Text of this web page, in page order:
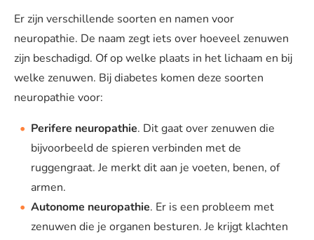
Er zijn verschillende soorten en namen voor
neuropathie. De naam zegt iets over hoeveel zenuwen
zijn beschadigd. Of op welke plaats in het lichaam en bij
welke zenuwen. Bij diabetes komen deze soorten
neuropathie voor:
Perifere neuropathie. Dit gaat over zenuwen die
bijvoorbeeld de spieren verbinden met de
ruggengraat. Je merkt dit aan je voeten, benen, of
armen.
Autonome neuropathie. Er is een probleem met
zenuwen die je organen besturen. Je krijgt klachten